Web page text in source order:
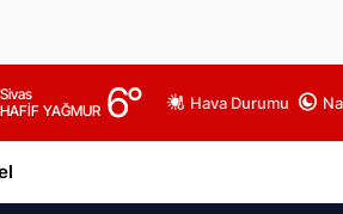
Sivas
HAFİF YAĞMUR 6° Hava Durumu